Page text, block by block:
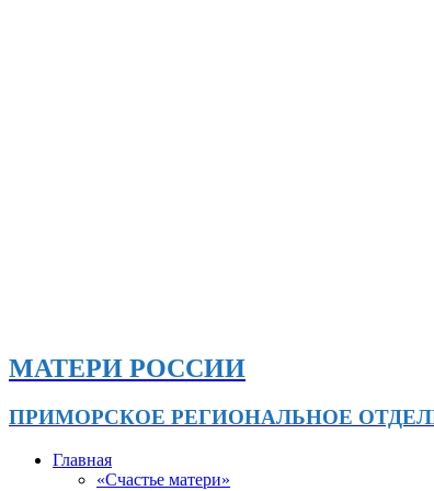
МАТЕРИ РОССИИ
ПРИМОРСКОЕ РЕГИОНАЛЬНОЕ
Главная
«Счастье матери»